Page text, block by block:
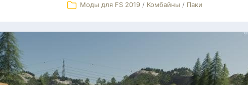
VALHEIM CYBERPUNK 2077
Моды для FS 2019/ Комбайны / Паки